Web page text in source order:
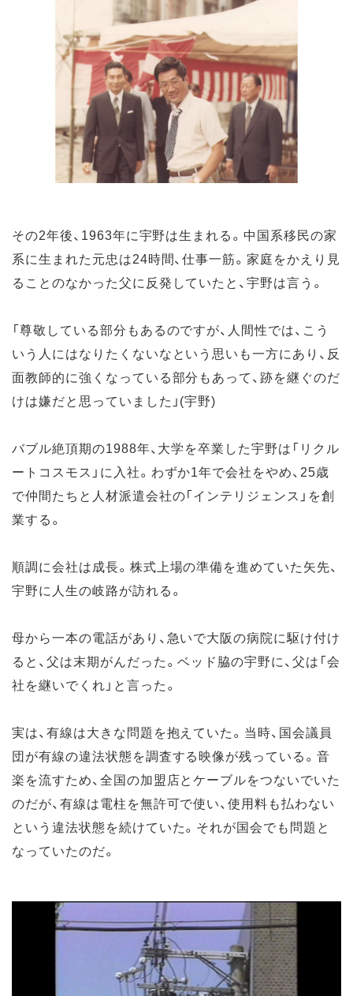
その2年後、1963年に宇野は生まれる。中国系移民の家
系に生まれた元忠は24時間、仕事一筋。家庭をかえり見
ることのなかった父に反発していたと、宇野は言う。
「尊敬している部分もあるのですが、人間性では、こう
いう人にはなりたくないなという思いも一方にあり、反
面教師的に強くなっている部分もあって、跡を継ぐのだ
けは嫌だと思っていました」(宇野)
バブル絶頂期の1988年、大学を卒業した宇野は「リクル
ートコスモス」に入社。わずか1年で会社をやめ、25歳
で仲間たちと人材派遣会社の「インテリジェンス」を創
業する。
順調に会社は成長。株式上場の準備を進めていた矢先、
宇野に人生の岐路が訪れる。
母から一本の電話があり、急いで大阪の病院に駆け付け
ると、父は末期がんだった。ベッド脇の宇野に、父は「会
社を継いでくれ」と言った。
実は、有線は大きな問題を抱えていた。当時、国会議員
団が有線の違法状態を調査する映像が残っている。音
楽を流すため、全国の加盟店とケーブルをつないでいた
のだが、有線は電柱を無許可で使い、使用料も払わない
という違法状態を続けていた。それが国会でも問題と
なっていたのだ。